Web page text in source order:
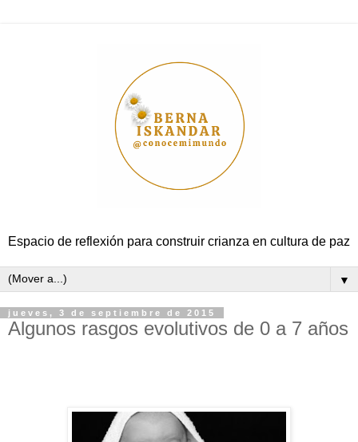
Espacio de reflexión para construir crianza en cultura de paz
▼
jueves, 3 de septiembre de 2015
Algunos rasgos evolutivos de 0 a 7 años